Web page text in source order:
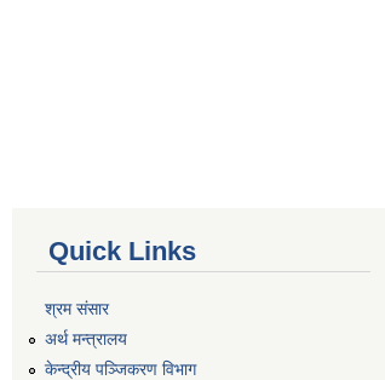
Quick Links
श्रम संसार
अर्थ मन्त्रालय
केन्द्रीय पञ्जिकरण विभाग